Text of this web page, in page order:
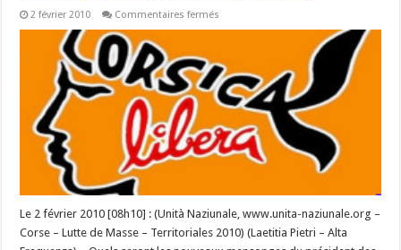
2 février 2010 Commentaires fermés
de
Nicolas
Sarkozy
:
La
de
Corsica
Libera
monte
Le 2 février 2010 [08h10] : (Unità Naziunale, www.unita-naziunale.org –
Corse – Lutte de Masse – Territoriales 2010) (Laetitia Pietri – Alta